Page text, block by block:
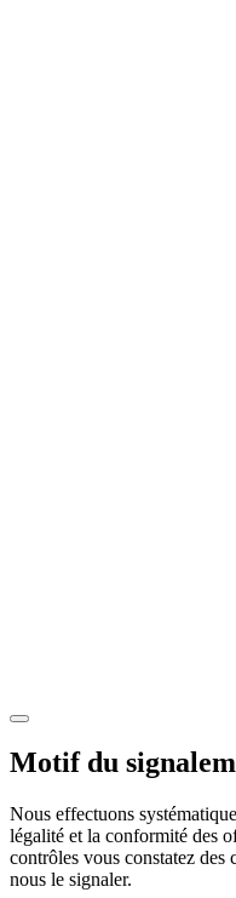
Motif du
Nous effectuons
légalité et la conformité des
contrôles vous constatez
nous le signaler.